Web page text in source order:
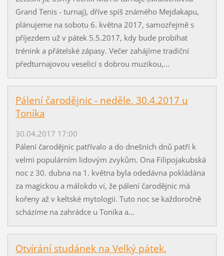
Grand Tenis - turnaj), dříve spíš známého Mejdakapu,
plánujeme na sobotu 6. května 2017, samozřejmě s
příjezdem už v pátek 5.5.2017, kdy bude probíhat
trénink a přátelské zápasy. Večer zahájíme tradiční
předturnajovou veselicí s dobrou muzikou,...
Pálení čarodějnic - neděle, 30.4.2017 u
Toníka
30.04.2017 17:00
Pálení čarodějnic patřívalo a do dnešních dnů patří k
velmi populárním lidovým zvykům. Ona Filipojakubská
noc z 30. dubna na 1. května byla odedávna pokládána
za magickou a málokdo ví, že pálení čarodějnic má
kořeny až v keltské mytologii. Tuto noc se každoročně
scházíme na zahrádce u Toníka a...
Otvírání studánek na Velký pátek,